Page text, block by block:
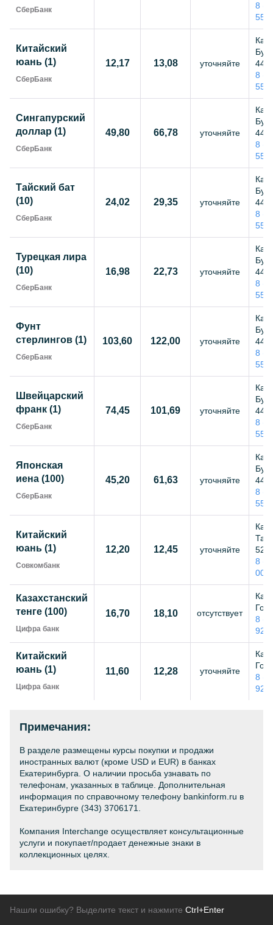
СберБанк
8
55-
Китайский
юань (1)
СберБанк
12,17 13,08 уточняйте
44,
8
55-
Сингапурский
доллар (1)
СберБанк
49,80 66,78 уточняйте
44,
8
55-
Тайский бат
(10)
СберБанк
24,02 29,35 уточняйте
44,
8
55-
Турецкая лира
(10)
СберБанк
16,98 22,73 уточняйте
44,
8
55-
Фунт
стерлингов (1)
СберБанк
103,60 122,00 уточняйте
44,
8
55-
Швейцарский
франк (1)
СберБанк
74,45 101,69 уточняйте
44,
8
55-
Японская
иена (100)
СберБанк
45,20 61,63 уточняйте
44,
8
55-
Китайский
юань (1)
Совкомбанк
12,20 12,45 уточняйте
52,
8
00-
Казахстанский
тенге (100)
Цифра банк
16,70 18,10 отсутствует
8
92-
Китайский
юань (1)
Цифра банк
11,60 12,28 уточняйте
8
92-
Примечания:
В разделе размещены курсы покупки и продажи
иностранных валют (кроме USD и EUR) в банках
Екатеринбурга. О наличии просьба узнавать по
телефонам, указанных в таблице. Дополнительная
информация по справочному телефону bankinform.ru в
Екатеринбурге (343) 3706171.
Компания Interchange осуществляет консультационные
услуги и покупает/продает денежные знаки в
коллекционных целях.
Нашли ошибку? Выделите текст и нажмите Ctrl+Enter